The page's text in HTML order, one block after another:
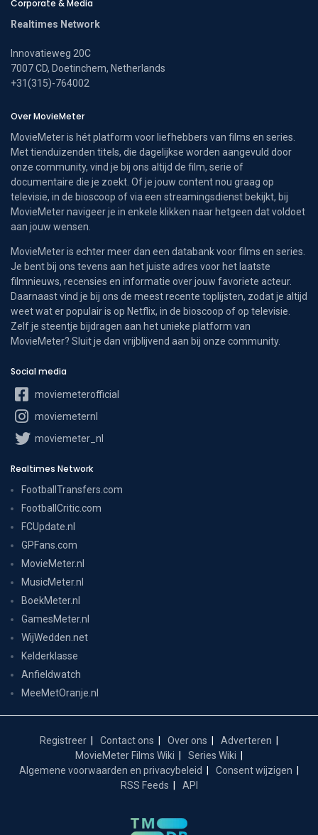
Corporate & Media
Realtimes Network
Innovatieweg 20C
7007 CD, Doetinchem, Netherlands
+31(315)-764002
Over MovieMeter
MovieMeter is hét platform voor liefhebbers van films en series.
Met tienduizenden titels, die dagelijkse worden aangevuld door
onze community, vind je bij ons altijd de film, serie of
documentaire die je zoekt. Of je jouw content nou graag op
televisie, in de bioscoop of via een streamingsdienst bekijkt, bij
MovieMeter navigeer je in enkele klikken naar hetgeen dat voldoet
aan jouw wensen.
MovieMeter is echter meer dan een databank voor films en series.
Je bent bij ons tevens aan het juiste adres voor het laatste
filmnieuws, recensies en informatie over jouw favoriete acteur.
Daarnaast vind je bij ons de meest recente toplijsten, zodat je altijd
weet wat er populair is op Netflix, in de bioscoop of op televisie.
Zelf je steentje bijdragen aan het unieke platform van
MovieMeter? Sluit je dan vrijblijvend aan bij onze community.
Social media
moviemeterofficial
moviemeternl
moviemeter_nl
Realtimes Network
FootballTransfers.com
FootballCritic.com
FCUpdate.nl
GPFans.com
MovieMeter.nl
MusicMeter.nl
BoekMeter.nl
GamesMeter.nl
WijWedden.net
Kelderklasse
Anfieldwatch
MeeMetOranje.nl
Registreer Contact ons Over ons
Adverteren
MovieMeter Films Wiki
Series Wiki
Algemene voorwaarden en privacybeleid
Consent wijzigen
RSS Feeds
API